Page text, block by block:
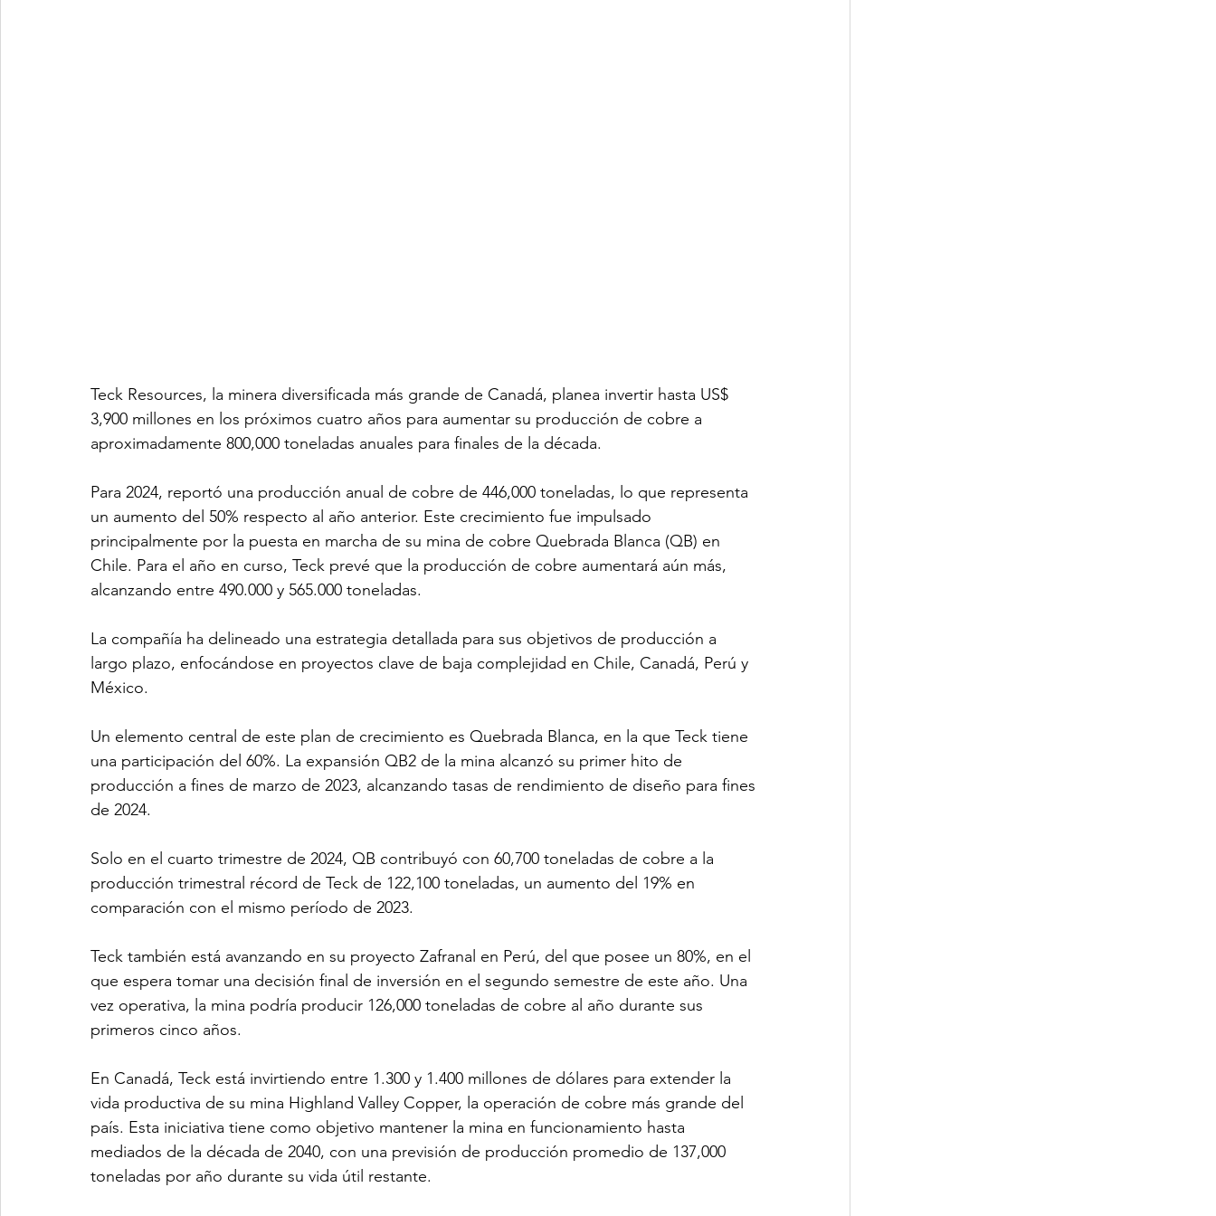
Teck Resources, la minera diversificada más grande de Canadá, planea invertir hasta US$
3,900 millones en los próximos cuatro años para aumentar su producción de cobre a
aproximadamente 800,000 toneladas anuales para finales de la década.
Para 2024, reportó una producción anual de cobre de 446,000 toneladas, lo que representa
un aumento del 50% respecto al año anterior. Este crecimiento fue impulsado
principalmente por la puesta en marcha de su mina de cobre Quebrada Blanca (QB) en
Chile. Para el año en curso, Teck prevé que la producción de cobre aumentará aún más,
alcanzando entre 490.000 y 565.000 toneladas.
La compañía ha delineado una estrategia detallada para sus objetivos de producción a
largo plazo, enfocándose en proyectos clave de baja complejidad en Chile, Canadá, Perú y
México.
Un elemento central de este plan de crecimiento es Quebrada Blanca, en la que Teck tiene
una participación del 60%. La expansión QB2 de la mina alcanzó su primer hito de
producción a fines de marzo de 2023, alcanzando tasas de rendimiento de diseño para fines
de 2024.
Solo en el cuarto trimestre de 2024, QB contribuyó con 60,700 toneladas de cobre a la
producción trimestral récord de Teck de 122,100 toneladas, un aumento del 19% en
comparación con el mismo período de 2023.
Teck también está avanzando en su proyecto Zafranal en Perú, del que posee un 80%, en el
que espera tomar una decisión final de inversión en el segundo semestre de este año. Una
vez operativa, la mina podría producir 126,000 toneladas de cobre al año durante sus
primeros cinco años.
En Canadá, Teck está invirtiendo entre 1.300 y 1.400 millones de dólares para extender la
vida productiva de su mina Highland Valley Copper, la operación de cobre más grande del
país. Esta iniciativa tiene como objetivo mantener la mina en funcionamiento hasta
mediados de la década de 2040, con una previsión de producción promedio de 137,000
toneladas por año durante su vida útil restante.